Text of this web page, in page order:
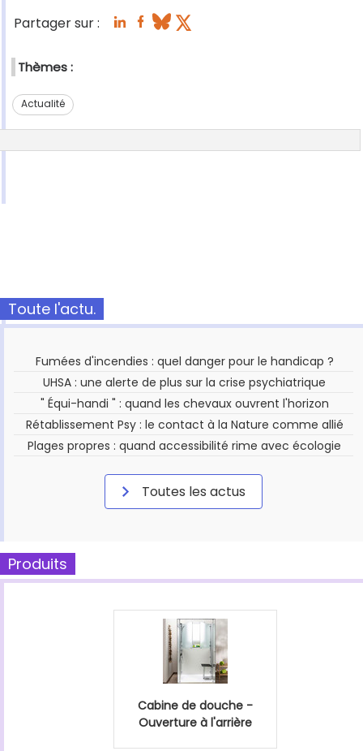
Partager sur :
Thèmes :
Actualité
Toute l'actu.
Fumées d'incendies : quel danger pour le handicap ?
UHSA : une alerte de plus sur la crise psychiatrique
" Équi-handi " : quand les chevaux ouvrent l'horizon
Rétablissement Psy : le contact à la Nature comme allié
Plages propres : quand accessibilité rime avec écologie
Toutes les actus
Produits
Cabine de douche -
Ouverture à l'arrière